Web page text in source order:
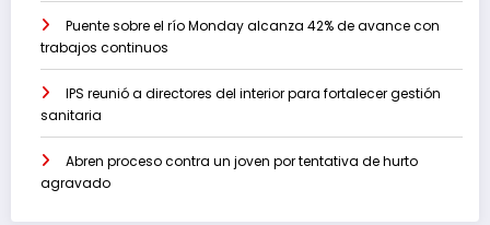
Puente sobre el río Monday alcanza 42% de avance con
trabajos continuos
IPS reunió a directores del interior para fortalecer gestión
sanitaria
Abren proceso contra un joven por tentativa de hurto
agravado